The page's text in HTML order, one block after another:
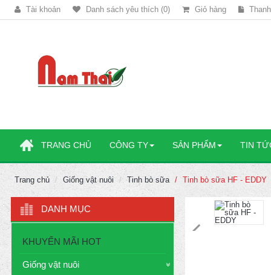
Tài khoản Danh sách yêu thích (0) Giỏ hàng
TRANG CHỦ CÔNG TY SẢN PHẨM TIN
Trang chủ Giống vật nuôi Tinh bò sữa Tinh bò sữa HF - EDDY
DANH MỤC
KHUYẾN MÃI HOT
Giống vật nuôi